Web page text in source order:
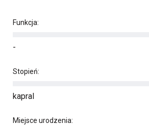
Funkcja:
-
Stopień:
kapral
Miejsce urodzenia: